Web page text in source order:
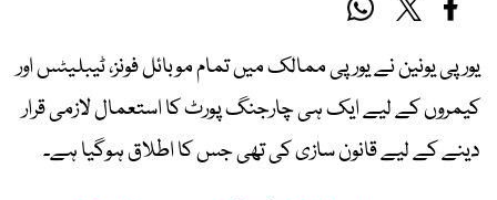
یورپی یونین نے یورپی ممالک میں تمام موبائل فونز، ٹیبلیٹس اور
کیمروں کے لیے ایک ہی چارجنگ پورٹ کا استعمال لازمی قرار
دینے کے لیے قانون سازی کی تھی جس کا اطلاق ہوگیا ہے۔